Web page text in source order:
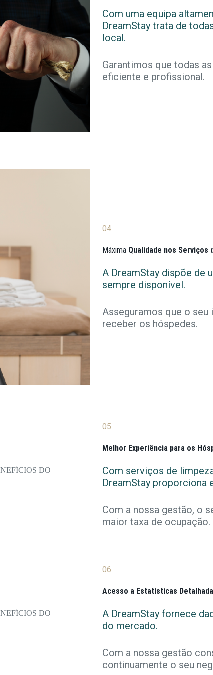
Com uma equipa
DreamStay trata de
local.
Garantimos que todas
eficiente e profissional.
04
Máxima Qualidade nos Serviços
A DreamStay dispõe de
sempre disponível.
Asseguramos que o
receber os hóspedes.
05
Melhor Experiência para os
Com serviços de
DreamStay proporciona
Com a nossa gestão, o
maior taxa de ocupação.
06
Acesso a Estatísticas
A DreamStay fornece
do mercado.
Com a nossa gestão
continuamente o seu